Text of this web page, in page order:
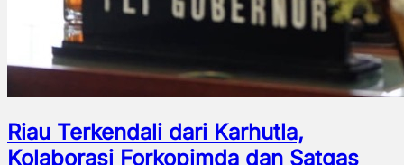
Riau Terkendali dari Karhutla,
Kolaborasi Forkopimda dan Satgas